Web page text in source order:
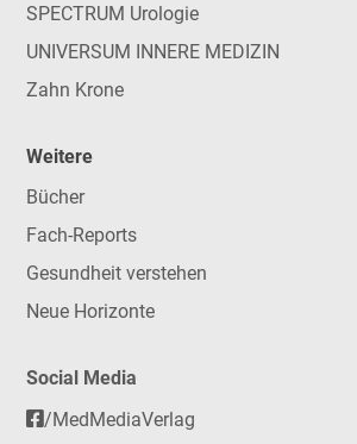
SPECTRUM Urologie
UNIVERSUM INNERE MEDIZIN
Zahn Krone
Weitere
Bücher
Fach-Reports
Gesundheit verstehen
Neue Horizonte
Social Media
/MedMediaVerlag